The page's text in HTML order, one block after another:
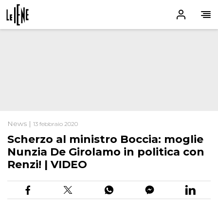
News | 13 febbraio 2020
Scherzo al ministro Boccia: moglie
Nunzia De Girolamo in politica con
Renzi! | VIDEO